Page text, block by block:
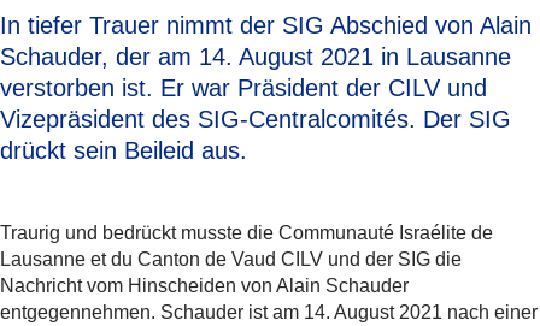
In tiefer Trauer nimmt der SIG Abschied von Alain
Schauder, der am 14. August 2021 in Lausanne
verstorben ist. Er war Präsident der CILV und
Vizepräsident des SIG-Centralcomités. Der SIG
drückt sein Beileid aus.
Traurig und bedrückt musste die Communauté Israélite de
Lausanne et du Canton de Vaud CILV und der SIG die
Nachricht vom Hinscheiden von Alain Schauder
entgegennehmen. Schauder ist am 14. August 2021 nach einer